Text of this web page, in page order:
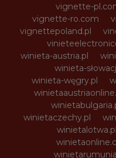
vignette-
vignette-ro.com
vignettepoland.pl
winieta-austria.pl
winieta-
winieta-węgry.pl
winietaczechy.pl
winietalotwa.pl